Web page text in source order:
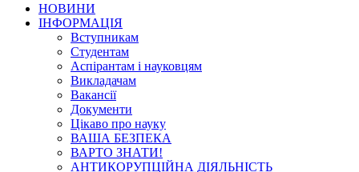
НОВИНИ
ІНФОРМАЦІЯ
Вступникам
Студентам
Аспірантам і науковцям
Викладачам
Вакансії
Документи
Цікаво про науку
ВАША БЕЗПЕКА
ВАРТО ЗНАТИ!
АНТИКОРУПЦІЙНА ДІЯЛЬНІСТЬ